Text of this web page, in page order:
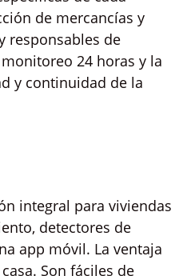
de mercancías y
responsables de
24 horas y la
y continuidad de la
integral para viviendas
detectores de
app móvil. La ventaja
Son fáciles de